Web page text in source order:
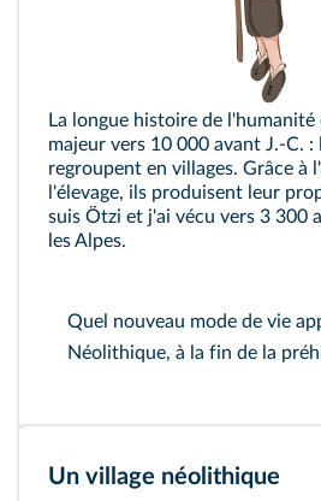
La longue histoire de
majeur vers 10 000 avant J.‑C. :
regroupent en villages. Grâce à
l'élevage, ils produisent leur
suis Ötzi et j'ai vécu vers 3 300
les Alpes.
Quel nouveau mode de vie
Néolithique, à la fin de la
Un village néolithique